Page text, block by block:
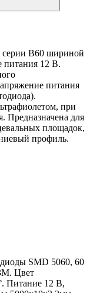
серии B60 шириной
12 В.
питания
при
Предназначена для
площадок,
профиль.
SMD 5060, 60
Цвет
Питание 12 В,